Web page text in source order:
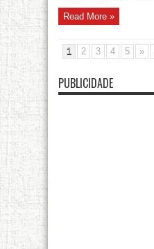
Read More »
1 2 3 4 5 »
PUBLICIDADE